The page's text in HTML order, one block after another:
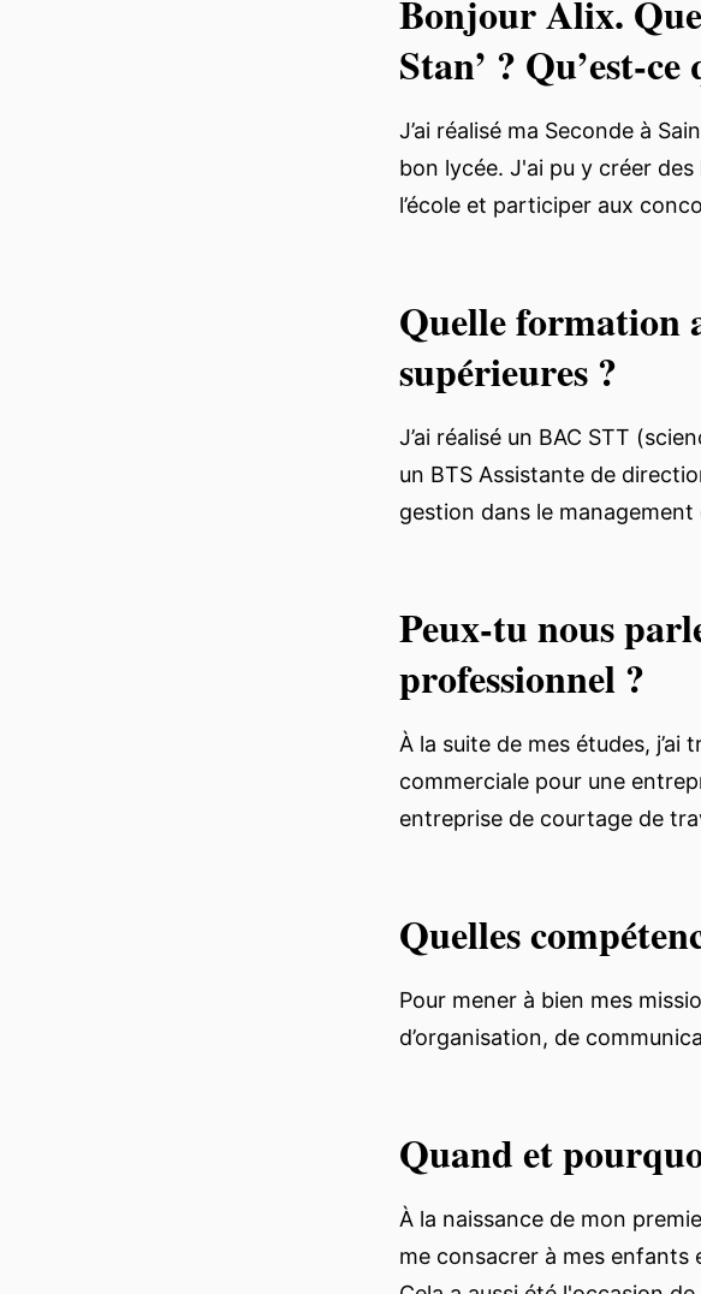
Bonjour Alix.
Stan’ ? Qu’est-
J’ai réalisé ma Seconde à
bon lycée. J'ai pu y créer des
l’école et participer aux
Quelle formation
supérieures ?
J’ai réalisé un BAC STT
un BTS Assistante de
gestion dans le
Peux-tu nous
professionnel ?
À la suite de mes études,
commerciale pour une
entreprise de courtage de
Quelles
Pour mener à bien mes
d’organisation, de
Quand et
À la naissance de mon
me consacrer à mes enfants